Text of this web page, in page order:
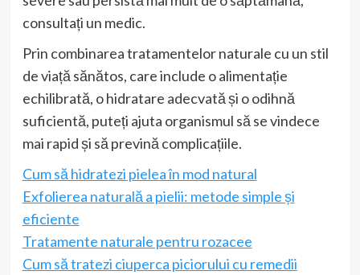
consultați un medic.
Prin combinarea tratamentelor naturale cu un stil
de viață sănătos, care include o alimentație
echilibrată, o hidratare adecvată și o odihnă
suficientă, puteți ajuta organismul să se vindece
mai rapid și să prevină complicațiile.
Cum să hidratezi pielea în mod natural
Exfolierea naturală a pielii: metode simple și
eficiente
Tratamente naturale pentru rozacee
Cum să tratezi ciuperca piciorului cu remedii